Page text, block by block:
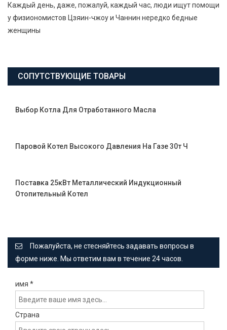
Каждый день, даже, пожалуй, каждый час, люди ищут помощи
у физиономистов Цзяин-чжоу и Чаннин нередко бедные
женщины
СОПУТСТВУЮЩИЕ ТОВАРЫ
Выбор Котла Для Отработанного Масла
Паровой Котел Высокого Давления На Газе 30т Ч
Поставка 25кВт Металлический Индукционный
Отопительный Котел
Пожалуйста, не стесняйтесь задавать вопросы в
форме ниже. Мы ответим вам в течение 24 часов.
имя *
Страна